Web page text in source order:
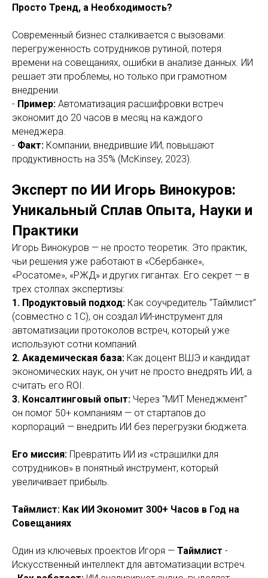
Просто Тренд, а Необходимость?
Современный бизнес сталкивается с вызовами:
перегруженность сотрудников рутиной, потеря
времени на совещаниях, ошибки в анализе данных. ИИ
решает эти проблемы, но только при грамотном
внедрении.
- Пример: Автоматизация расшифровки встреч
экономит до 20 часов в месяц на каждого
менеджера.
- Факт: Компании, внедрившие ИИ, повышают
продуктивность на 35% (McKinsey, 2023).
Эксперт по ИИ Игорь Винокуров:
Уникальный Сплав Опыта, Науки и
Практики
Игорь Винокуров — не просто теоретик. Это практик,
чьи решения уже работают в «Сбербанке»,
«Росатоме», «РЖД» и других гигантах. Его секрет — в
трех столпах экспертизы:
1. Продуктовый подход: Как соучредитель "Таймлист"
(совместно с 1С), он создал ИИ-инструмент для
автоматизации протоколов встреч, который уже
используют сотни компаний.
2. Академическая база: Как доцент ВШЭ и кандидат
экономических наук, он учит не просто внедрять ИИ, а
считать его ROI.
3. Консалтинговый опыт: Через "МИТ Менеджмент"
он помог 50+ компаниям — от стартапов до
корпораций — внедрить ИИ без перегрузки бюджета.
Его миссия: Превратить ИИ из «страшилки для
сотрудников» в понятный инструмент, который
увеличивает прибыль.
Таймлист: Как ИИ Экономит 300+ Часов в Год на
Совещаниях
Один из ключевых проектов Игоря — Таймлист -
Искусственный интеллект для автоматизации встреч.